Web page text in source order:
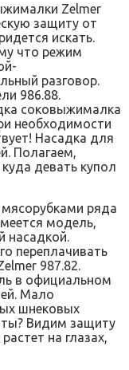
Zelmer
защиту от
искать.
что режим
разговор.
986.88.
соковыжималка
необходимости
Насадка для
Полагаем,
девать купол
ряда
модель,
насадкой.
переплачивать
987.82.
в официальном
Мало
шнековых
Видим защиту
на глазах,